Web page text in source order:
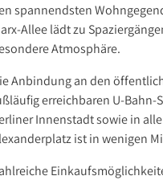
spannendsten
Allee lädt zu
Atmosphäre.
Anbindung an den
erreichbaren U-
Innenstadt sowie in
ist in wenigen